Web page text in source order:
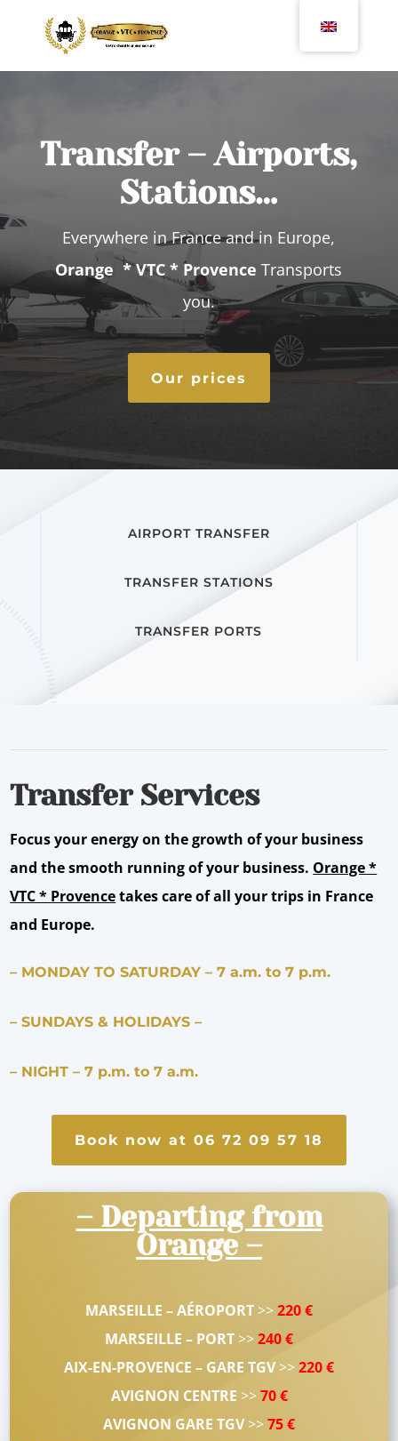
Transfer – Airports,
Stations…
Everywhere in France and in Europe,
Orange * VTC * Provence Transports
you.
Our prices
AIRPORT TRANSFER
TRANSFER STATIONS
TRANSFER PORTS
Transfer Services
Focus your energy on the growth of your business
and the smooth running of your business. Orange *
VTC * Provencetakes care of all your trips in France
and Europe.
– MONDAY TO SATURDAY – 7 a.m. to 7 p.m.
– SUNDAYS & HOLIDAYS –
– NIGHT – 7 p.m. to 7 a.m.
Book now at 06 72 09 57 18
– Departing from
Orange –
MARSEILLE – AÉROPORT>>220 €
MARSEILLE – PORT>>240 €
AIX-EN-PROVENCE – GARE TGV>>220 €
AVIGNON CENTRE >>70 €
AVIGNON GARE TGV>>75 €